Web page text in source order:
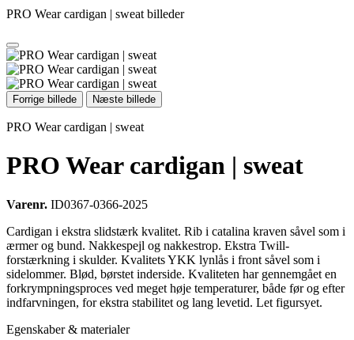
PRO Wear cardigan | sweat billeder
Forrige billede Næste billede
PRO Wear cardigan | sweat
PRO Wear cardigan | sweat
Varenr. ID0367-0366-2025
Cardigan i ekstra slidstærk kvalitet. Rib i catalina kraven såvel som i
ærmer og bund. Nakkespejl og nakkestrop. Ekstra Twill-
forstærkning i skulder. Kvalitets YKK lynlås i front såvel som i
sidelommer. Blød, børstet inderside. Kvaliteten har gennemgået en
forkrympningsproces ved meget høje temperaturer, både før og efter
indfarvningen, for ekstra stabilitet og lang levetid. Let figursyet.
Egenskaber & materialer